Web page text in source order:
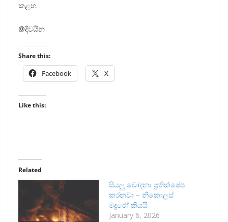
කළහ.
@දිවයින
Share this:
Facebook X
Like this:
Related
සියලු චෝදනා ප්‍රතික්ෂේප
කරනවා – නිකොලස්
මදුරෝ කියයි
January 6, 2026